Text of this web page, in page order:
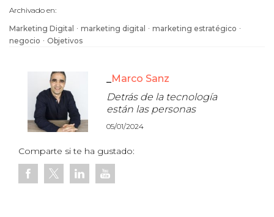
Archivado en:
Marketing Digital · marketing digital · marketing estratégico ·
negocio · Objetivos
Marco Sanz
Detrás de la tecnología
están las personas
05/01/2024
Comparte si te ha gustado: